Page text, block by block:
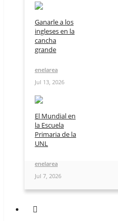
Ganarle a los
ingleses en la
cancha
grande
enelarea
Jul 13, 2026
El Mundial en
la Escuela
Primaria de la
UNL
enelarea
Jul 7, 2026